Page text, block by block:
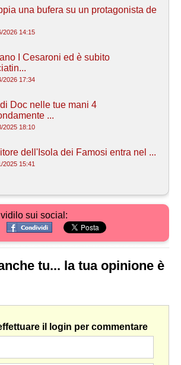
una bufera su un protagonista de
2026 14:15
I Cesaroni ed è subito
2026 17:34
Doc nelle tue mani 4
...
2025 18:10
dell'Isola dei Famosi entra nel ...
2025 15:41
sui social:
tu... la tua opinione è
il login per commentare